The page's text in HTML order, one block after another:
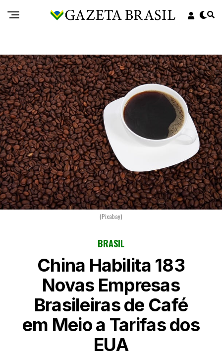
(Pixabay)
BRASIL
China Habilita 183
Novas Empresas
Brasileiras de Café
em Meio a Tarifas dos
EUA